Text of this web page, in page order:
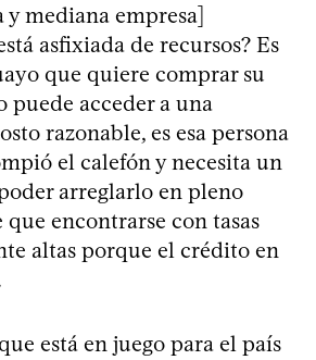
mediana empresa]
asfixiada de recursos? Es
que quiere comprar su
puede acceder a una
razonable, es esa persona
el calefón y necesita un
arreglarlo en pleno
encontrarse con tasas
altas porque el crédito en
está en juego para el país